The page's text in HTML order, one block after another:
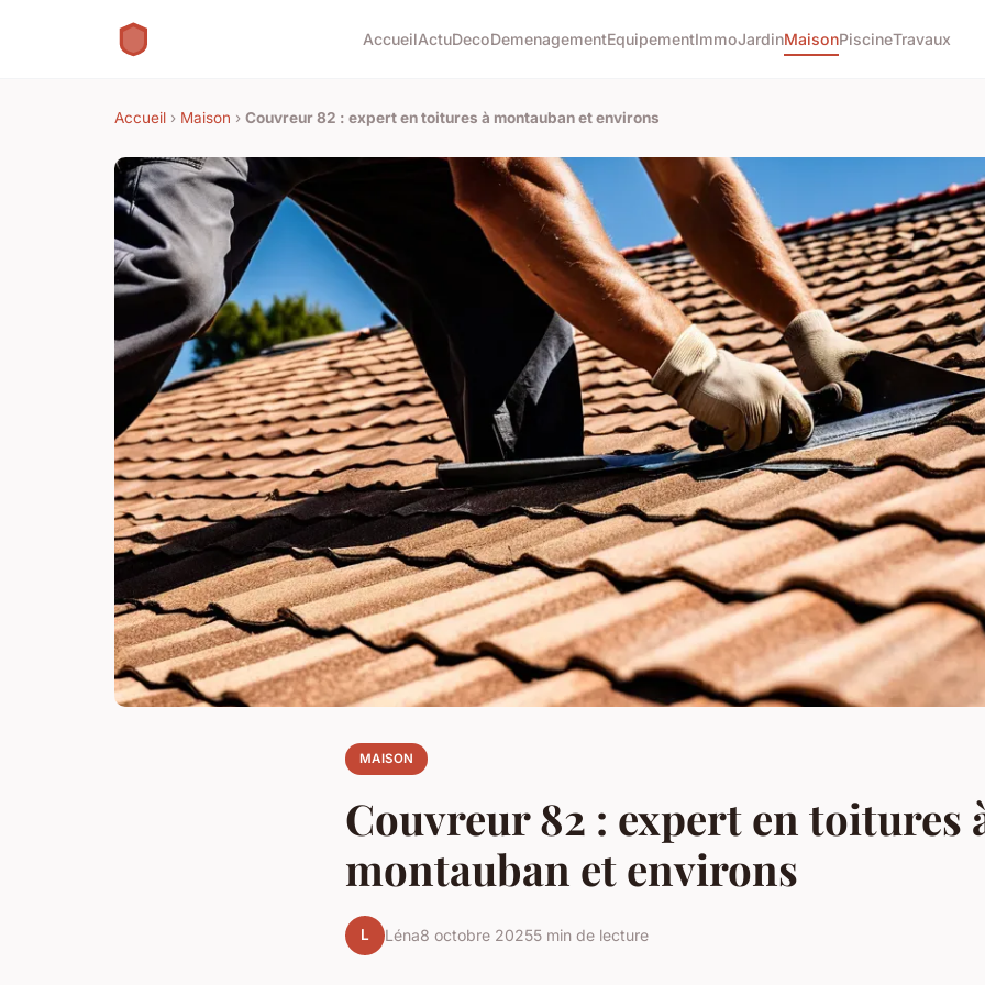
AccueilActuDecoDemenagementEquipementImmoJardinMaisonPiscineTravaux
Accueil › Maison › Couvreur 82 : expert en toitures à montauban et environs
MAISON
Couvreur 82 : expert en toitures
montauban et environs
L Léna8 octobre 20255 min de lecture